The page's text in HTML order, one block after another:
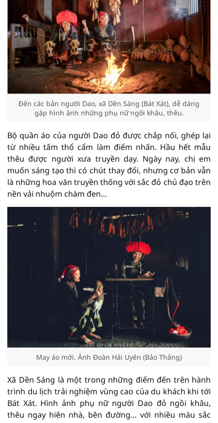
Đến các bản người Dao, xã Dền Sáng (Bát Xát), dễ dàng
gặp hình ảnh những phụ nữ ngồi khâu, thêu.
Bộ quần áo của người Dao đỏ được chắp nối, ghép lại
từ nhiều tấm thổ cẩm làm điểm nhấn. Hầu hết mẫu
thêu được người xưa truyền dạy. Ngày nay, chị em
muốn sáng tạo thì có chút thay đổi, nhưng cơ bản vẫn
là những hoa văn truyền thống với sắc đỏ chủ đạo trên
nền vải nhuộm chàm đen…
May áo mới. Ảnh Đoàn Hải Uyên (Bảo Thắng)
Xã Dền Sáng là một trong những điểm đến trên hành
trình du lịch trải nghiệm vùng cao của du khách khi tới
Bát Xát. Hình ảnh phụ nữ người Dao đỏ ngồi khâu,
thêu ngay hiên nhà, bên đường… với nhiều màu sắc